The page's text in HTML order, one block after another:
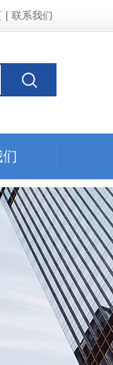
联系我们